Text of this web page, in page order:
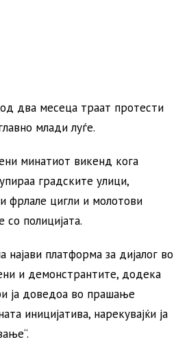
два месеца траат протести
млади луѓе.
минатиот викенд кога
градските улици,
фрлале цигли и молотови
полицијата.
платформа за дијалог во
и демонстрантите, додека
ја доведоа во прашање
иницијатива, нарекувајќи ја